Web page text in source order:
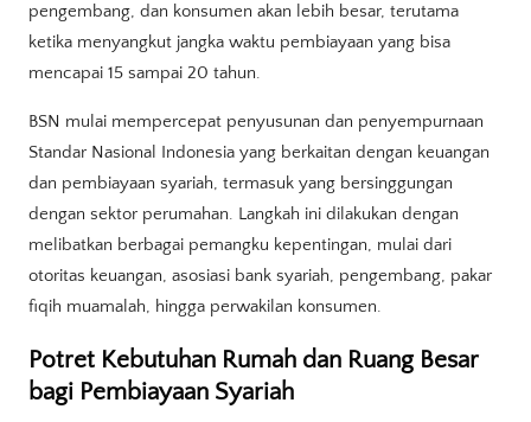
pengembang, dan konsumen akan lebih besar, terutama
ketika menyangkut jangka waktu pembiayaan yang bisa
mencapai 15 sampai 20 tahun.
BSN mulai mempercepat penyusunan dan penyempurnaan
Standar Nasional Indonesia yang berkaitan dengan keuangan
dan pembiayaan syariah, termasuk yang bersinggungan
dengan sektor perumahan. Langkah ini dilakukan dengan
melibatkan berbagai pemangku kepentingan, mulai dari
otoritas keuangan, asosiasi bank syariah, pengembang, pakar
fiqih muamalah, hingga perwakilan konsumen.
Potret Kebutuhan Rumah dan Ruang Besar
bagi Pembiayaan Syariah